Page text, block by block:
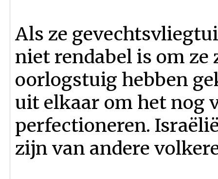
Als ze
niet rendabel is om ze
oorlogstuig hebben
uit elkaar om het nog
perfectioneren.
zijn van andere